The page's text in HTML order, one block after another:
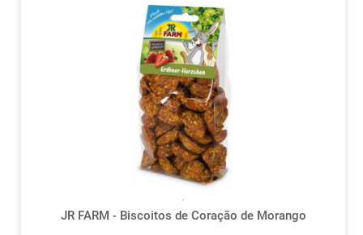
JR FARM - Biscoitos de Coração de Morango